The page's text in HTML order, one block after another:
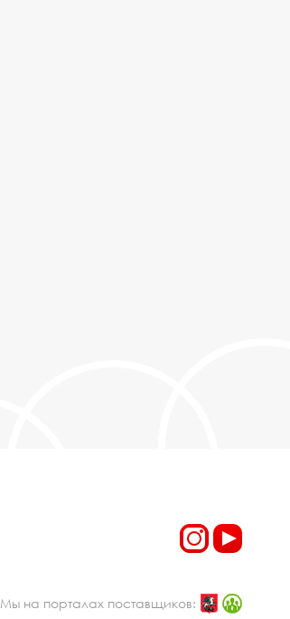
Мы на порталах поставщиков: